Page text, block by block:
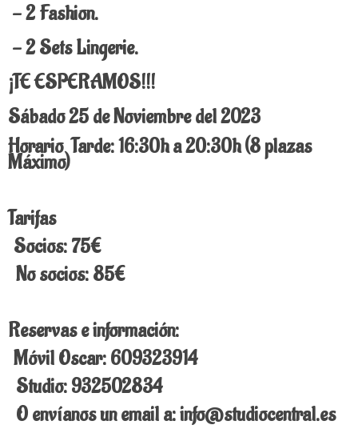
- 2 Fashion.
- 2 Sets Lingerie.
¡TE ESPERAMOS!!!
Sábado 25 de Noviembre del 2023
Horario Tarde: 16:30h a 20:30h (8 plazas
Máximo)
Tarifas
Socios: 75€
No socios: 85€
Reservas e información:
Móvil Oscar: 609323914
Studio: 932502834
O envíanos un email a: info@studiocentral.es